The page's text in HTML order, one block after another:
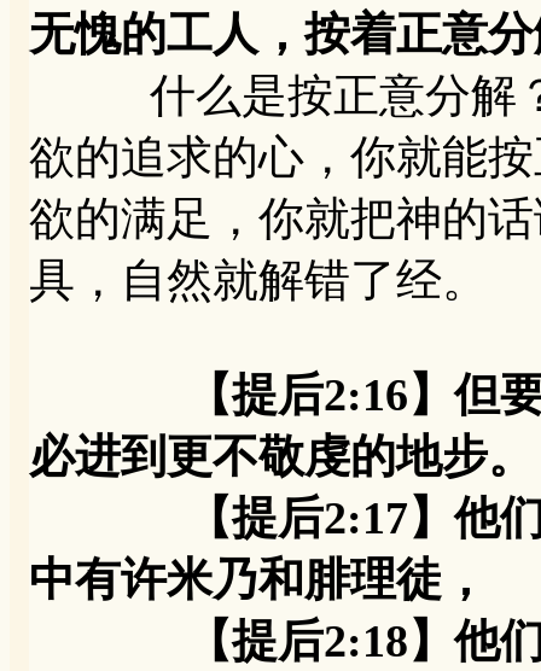
无愧的工人，按着正意
什么是按正意分解？
欲的追求的心，你就能
欲的满足，你就把神的
具，自然就解错了经。
【提后2:16】但
必进到更不敬虔的地步。
【提后2:17】他们的
中有许米乃和腓理徒，
【提后2:18】他们